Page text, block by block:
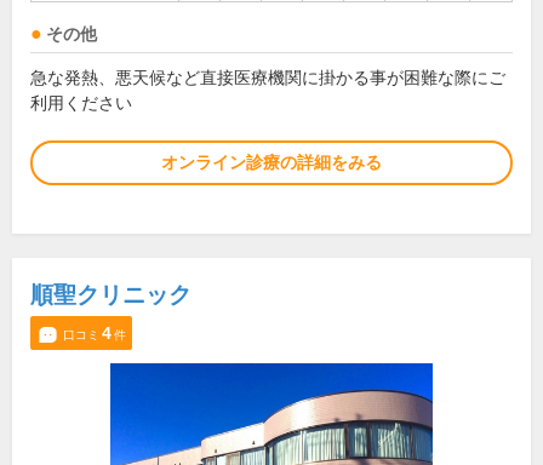
その他
急な発熱、悪天候など直接医療機関に掛かる事が困難な際にご
利用ください
オンライン診療の詳細をみる
順聖クリニック
口コミ 4件